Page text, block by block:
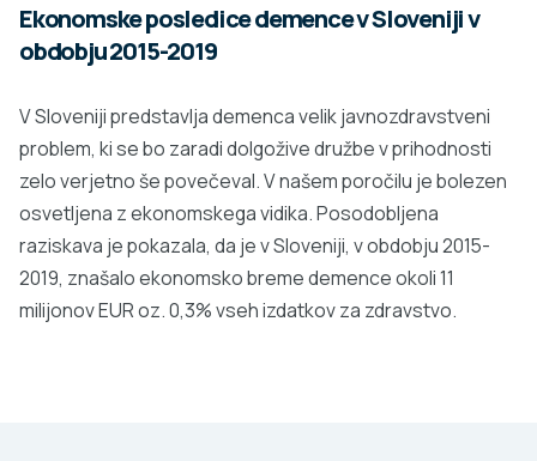
Ekonomske posledice demence v Sloveniji v
obdobju 2015-2019
V Sloveniji predstavlja demenca velik javnozdravstveni
problem, ki se bo zaradi dolgožive družbe v prihodnosti
zelo verjetno še povečeval. V našem poročilu je bolezen
osvetljena z ekonomskega vidika. Posodobljena
raziskava je pokazala, da je v Sloveniji, v obdobju 2015-
2019, znašalo ekonomsko breme demence okoli 11
milijonov EUR oz. 0,3% vseh izdatkov za zdravstvo.